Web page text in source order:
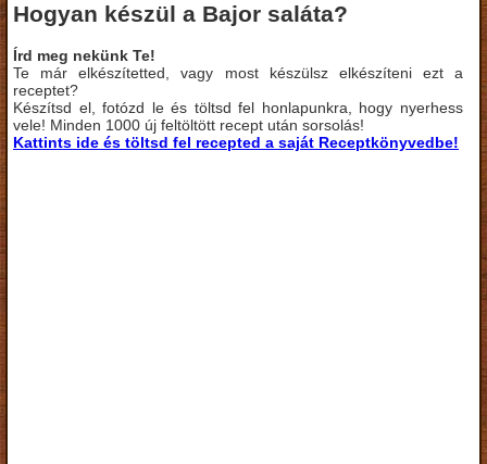
Hogyan készül a Bajor saláta?
Írd meg nekünk Te!
Te már elkészítetted, vagy most készülsz elkészíteni ezt a
receptet?
Készítsd el, fotózd le és töltsd fel honlapunkra, hogy nyerhess
vele! Minden 1000 új feltöltött recept után sorsolás!
Kattints ide és töltsd fel recepted a saját Receptkönyvedbe!